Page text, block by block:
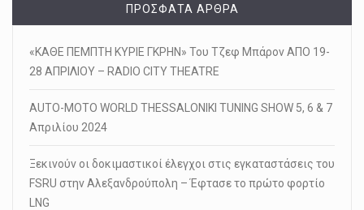
ΠΡΌΣΦΑΤΑ ΆΡΘΡΑ
«ΚΑΘΕ ΠΕΜΠΤΗ ΚΥΡΙΕ ΓΚΡΗΝ» Του Τζεφ Μπάρον ΑΠΟ 19-
28 ΑΠΡΙΛΙΟΥ – RADIO CITY THEATRE
AUTO-MOTO WORLD THESSALONIKI TUNING SHOW 5, 6 & 7
Απριλίου 2024
Ξεκινούν οι δοκιμαστικοί έλεγχοι στις εγκαταστάσεις του
FSRU στην Αλεξανδρούπολη – Έφτασε το πρώτο φορτίο
LNG